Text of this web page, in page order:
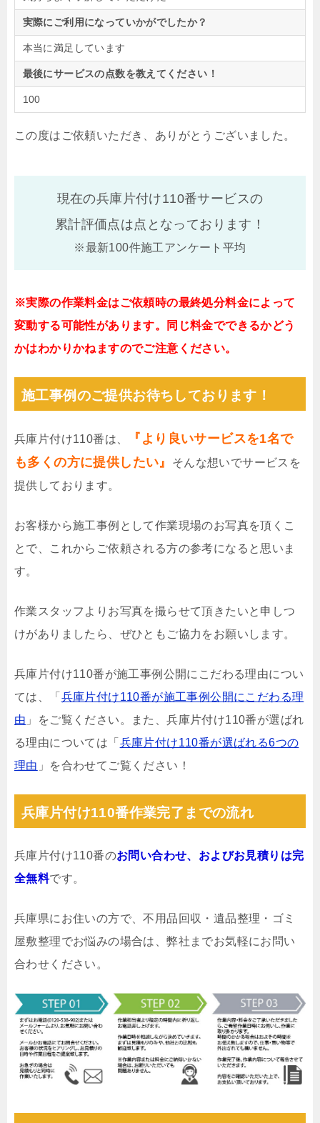
実際にご利用になっていかがでしたか？
本当に満足しています
最後にサービスの点数を教えてください！
100
この度はご依頼いただき、ありがとうございました。
現在の兵庫片付け110番サービスの
累計評価点は点となっております！
※最新100件施工アンケート平均
※実際の作業料金はご依頼時の最終処分料金によって
変動する可能性があります。同じ料金でできるかどう
かはわかりかねますのでご注意ください。
施工事例のご提供お待ちしております！
兵庫片付け110番は、
『より良いサービスを1名で
も多くの方に提供したい』
そんな想いでサービスを
提供しております。
お客様から施工事例として作業現場のお写真を頂くこ
とで、これからご依頼される方の参考になると思いま
す。
作業スタッフよりお写真を撮らせて頂きたいと申しつ
けがありましたら、ぜひともご協力をお願いします。
兵庫片付け110番が施工事例公開にこだわる理由につい
ては、「 兵庫片付け110番が施工事例公開にこだわる理
由 」をご覧ください。また、兵庫片付け110番が選ばれ
る理由については「 兵庫片付け110番が選ばれる6つの
理由 」を合わせてご覧ください！
兵庫片付け110番作業完了までの流れ
兵庫片付け110番のお問い合わせ、およびお見積りは完
全無料です。
兵庫県にお住いの方で、不用品回収・遺品整理・ゴミ
屋敷整理でお悩みの場合は、弊社までお気軽にお問い
合わせください。